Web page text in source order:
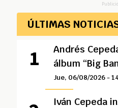
ÚLTIMAS
Andrés
álbum “Big
Jue, 06/08/2026 -
Iván Cepeda